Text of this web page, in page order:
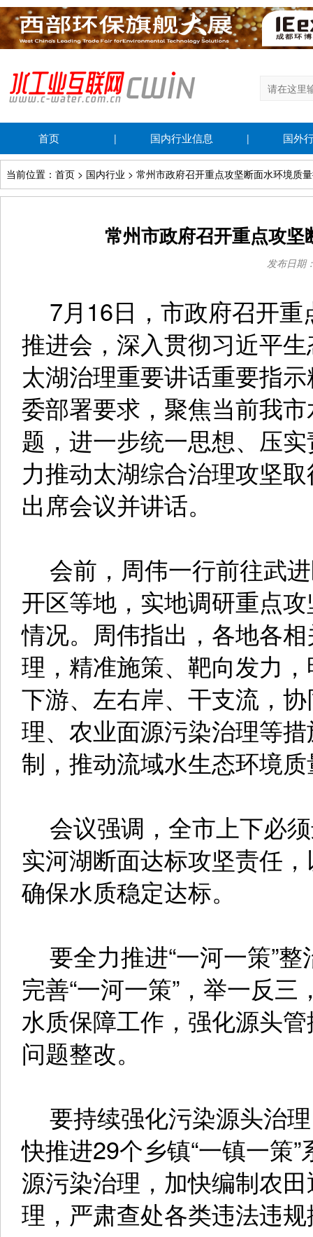
首页 | 国内行业信息 | 国外
当前位置：首页 > 国内行业 > 常州市政府召开重点攻坚断面水环境质
常州市政府召开重点攻
发布日期
7月16日，市政府召开重
推进会，深入贯彻习近平
太湖治理重要讲话重要指
委部署要求，聚焦当前我
题，进一步统一思想、压
力推动太湖综合治理攻坚
出席会议并讲话。
会前，周伟一行前往武
开区等地，实地调研重点
情况。周伟指出，各地各
理，精准施策、靶向发力
下游、左右岸、干支流，
理、农业面源污染治理等
制，推动流域水生态环境
会议强调，全市上下必
实河湖断面达标攻坚责任
确保水质稳定达标。
要全力推进“一河一策”
完善“一河一策”，举一反
水质保障工作，强化源头
问题整改。
要持续强化污染源头治
快推进29个乡镇“一镇一策
源污染治理，加快编制农
理，严肃查处各类违法违